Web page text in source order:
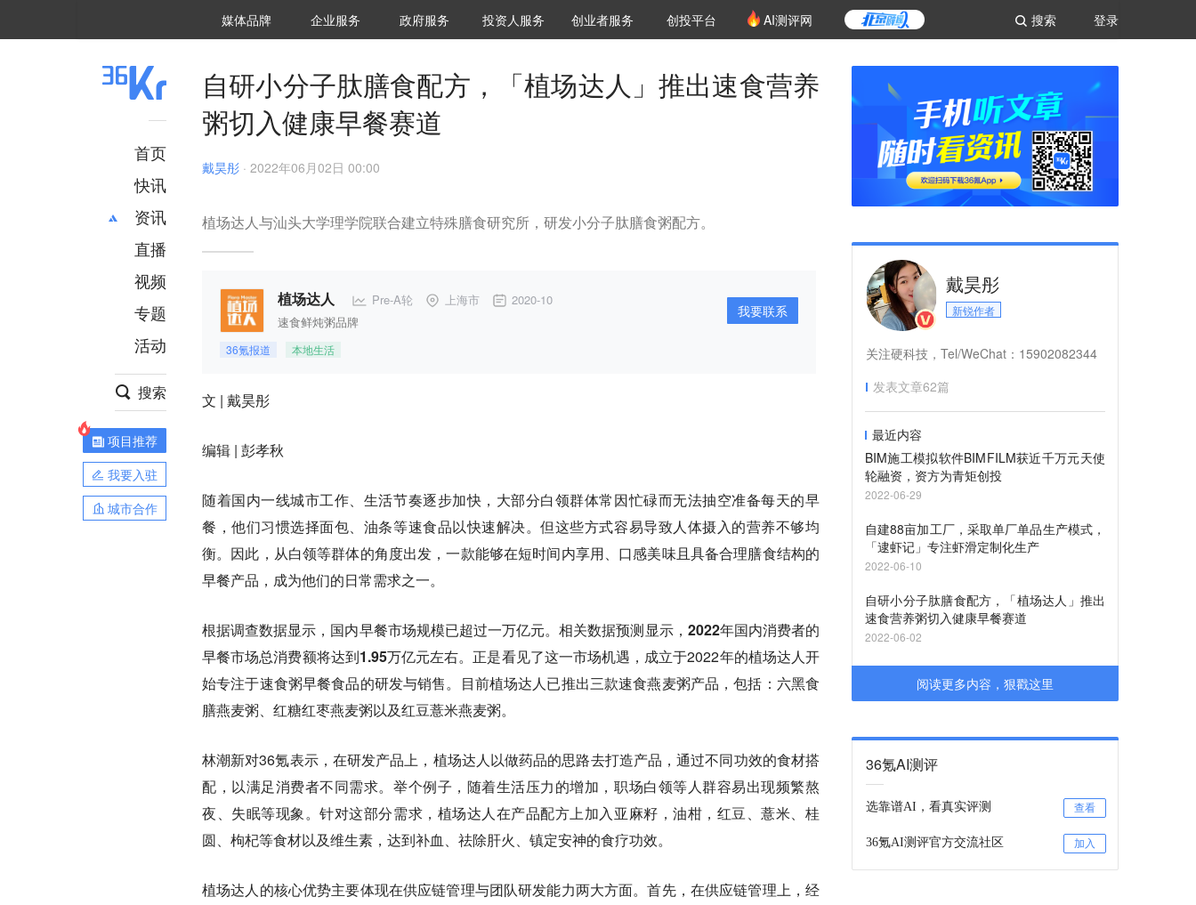
登录
搜索
媒体品牌 36Kr研究院
企业服务 城市之窗
政府服务 VClub投资机构库
投资机构职位推介
投资人服务 创投氪堂
创业者服务 创投平台 AI测评网
首页
快讯
资讯
推荐
财经
项目推荐
安徽
直播
视频
专题
活动
搜索
项目推荐
我要入驻
城市合作
自研小分子肽膳食配方，「植场达人」推出速食营养
粥切入健康早餐赛道
戴昊彤 · 2022年06月02日 00:00
植场达人与汕头大学理学院联合建立特殊膳食研究所，研发小分子肽膳食粥配方。
植场达人 Pre-A轮 上海市 2020-10
速食鲜炖粥品牌
36氪报道 本地生活
我要联系
文 | 戴昊彤
编辑 | 彭孝秋
随着国内一线城市工作、生活节奏逐步加快，大部分白领群体常因忙碌而无法抽空准备每天的早
餐，他们习惯选择面包、油条等速食品以快速解决。但这些方式容易导致人体摄入的营养不够均
衡。因此，从白领等群体的角度出发，一款能够在短时间内享用、口感美味且具备合理膳食结构的
早餐产品，成为他们的日常需求之一。
根据调查数据显示，国内早餐市场规模已超过一万亿元。相关数据预测显示， 2022年国内消费者的
早餐市场总消费额将达到1.95万亿元左右。正是看见了这一市场机遇，成立于2022年的植场达人开
始专注于速食粥早餐食品的研发与销售。目前植场达人已推出三款速食燕麦粥产品，包括： 六黑食
膳燕麦粥、红糖红枣燕麦粥以及红豆薏米燕麦粥。
林潮新对36氪表示，在研发产品上，植场达人以做药品的思路去打造产品，通过不同功效的食材搭
配，以满足消费者不同需求。举个例子，随着生活压力的增加，职场白领等人群容易出现频繁熬
夜、失眠等现象。针对这部分需求，植场达人在产品配方上加入亚麻籽，油柑，红豆、薏米、桂
圆、枸杞等食材以及维生素，达到补血、祛除肝火、镇定安神的食疗功效。
植场达人的核心优势主要体现在供应链管理与团队研发能力两大方面。首先，在供应链管理上，经
戴昊彤
新锐作者
关注硬科技，Tel/WeChat：15902082344
发表文章62篇
最近内容
BIM施工模拟软件BIMFILM获近千万元天使
轮融资，资方为青矩创投
2022-06-29
自建88亩加工厂，采取单厂单品生产模式，
「逮虾记」专注虾滑定制化生产
2022-06-10
自研小分子肽膳食配方，「植场达人」推出
速食营养粥切入健康早餐赛道
2022-06-02
阅读更多内容，狠戳这里
36氪AI测评
选靠谱AI，看真实评测 查看
36氪AI测评官方交流社区 加入